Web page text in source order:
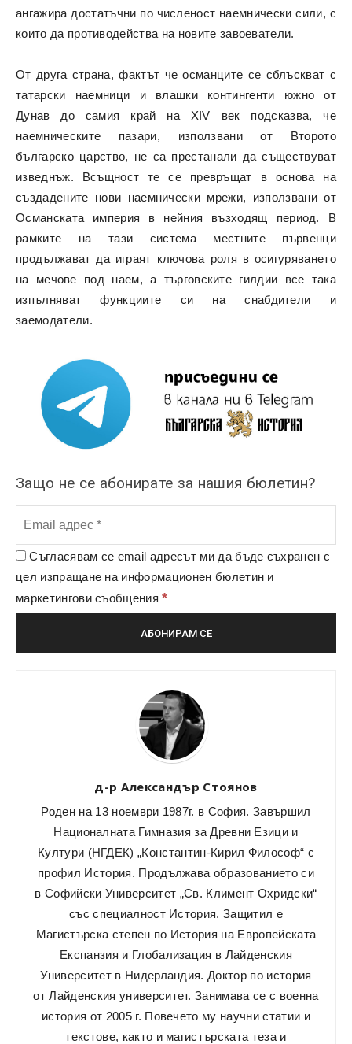
ангажира достатъчни по численост наемнически сили, с
които да противодейства на новите завоеватели.
От друга страна, фактът че османците се сблъскват с
татарски наемници и влашки контингенти южно от
Дунав до самия край на XIV век подсказва, че
наемническите пазари, използвани от Второто
българско царство, не са престанали да съществуват
изведнъж. Всъщност те се превръщат в основа на
създадените нови наемнически мрежи, използвани от
Османската империя в нейния възходящ период. В
рамките на тази система местните първенци
продължават да играят ключова роля в осигуряването
на мечове под наем, а търговските гилдии все така
изпълняват функциите си на снабдители и
заемодатели.
Защо не се абонирате за нашия бюлетин?
Съгласявам се email адресът ми да бъде съхранен с
цел изпращане на информационен бюлетин и
маркетингови съобщения*
д-р Александър Стоянов
Роден на 13 ноември 1987г. в София. Завършил
Националната Гимназия за Древни Езици и
Култури (НГДЕК) „Константин-Кирил Философ“ с
профил История. Продължава образованието си
в Софийски Университет „Св. Климент Охридски“
със специалност История. Защитил е
Магистърска степен по История на Европейската
Експанзия и Глобализация в Лайденския
Университет в Нидерландия. Доктор по история
от Лайденския университет. Занимава се с военна
история от 2005 г. Повечето му научни статии и
текстове, както и магистърската теза и